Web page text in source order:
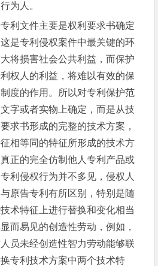
为人。
文件主要是权利要求书确定
是专利侵权案件中最关键的环
将损害社会公共利益，而保护
权人的利益，将难以有效的保
度的作用。所以对专利保护范
字或者实物上确定，而是从技
求书形成的完整的技术方案，
相等同的特征所形成的技术方
正的完全仿制他人专利产品或
利侵权行为并不多见，侵权人
原告专利有所区别，特别是随
术特征上进行替换和变化相当
而易见的创造性劳动，例如，
员未经创造性智力劳动能够联
专利技术方案中两个技术特